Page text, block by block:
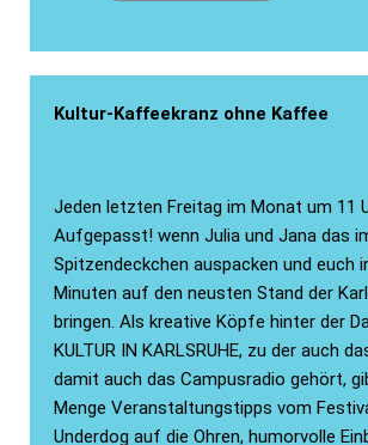
Kultur-Kaffeekranz ohne Kaffee
Jeden letzten Freitag im Monat um 11
Aufgepasst! wenn Julia und Jana das
Spitzendeckchen auspacken und euch
Minuten auf den neusten Stand der
bringen. Als kreative Köpfe hinter der
KULTUR IN KARLSRUHE, zu der auch
damit auch das Campusradio gehört,
Menge Veranstaltungstipps vom
Underdog auf die Ohren, humorvolle